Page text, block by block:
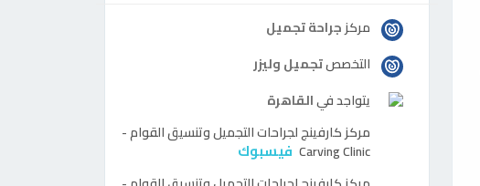
مركزجراحة تجميل
التخصصتجميل وليزر
يتواجد فيالقاهرة
مركزكارفينج لجراحات التجميل وتنسيق القوام -
Carving Clinic فيسبوك